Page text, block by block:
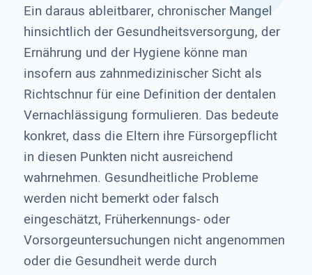
Ein daraus ableitbarer, chronischer Mangel
hinsichtlich der Gesundheitsversorgung, der
Ernährung und der Hygiene könne man
insofern aus zahnmedizinischer Sicht als
Richtschnur für eine Definition der dentalen
Vernachlässigung formulieren. Das bedeute
konkret, dass die Eltern ihre Fürsorgepflicht
in diesen Punkten nicht ausreichend
wahrnehmen. Gesundheitliche Probleme
werden nicht bemerkt oder falsch
eingeschätzt, Früherkennungs- oder
Vorsorgeuntersuchungen nicht angenommen
oder die Gesundheit werde durch